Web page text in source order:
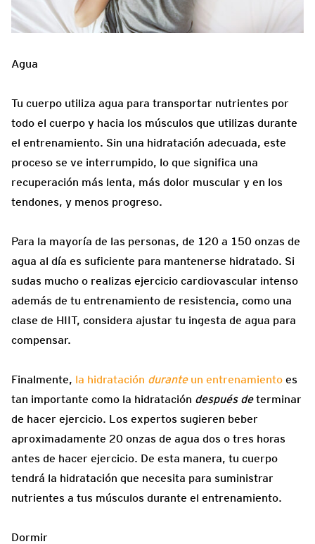
Agua
Tu cuerpo utiliza agua para transportar nutrientes por
todo el cuerpo y hacia los músculos que utilizas durante
el entrenamiento. Sin una hidratación adecuada, este
proceso se ve interrumpido, lo que significa una
recuperación más lenta, más dolor muscular y en los
tendones, y menos progreso.
Para la mayoría de las personas, de 120 a 150 onzas de
agua al día es suficiente para mantenerse hidratado. Si
sudas mucho o realizas ejercicio cardiovascular intenso
además de tu entrenamiento de resistencia, como una
clase de HIIT, considera ajustar tu ingesta de agua para
compensar.
Finalmente, la hidratación durante un entrenamiento es
tan importante como la hidratación después determinar
de hacer ejercicio. Los expertos sugieren beber
aproximadamente 20 onzas de agua dos o tres horas
antes de hacer ejercicio. De esta manera, tu cuerpo
tendrá la hidratación que necesita para suministrar
nutrientes a tus músculos durante el entrenamiento.
Dormir